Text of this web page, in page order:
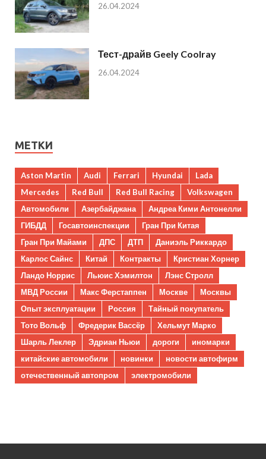
26.04.2024
Тест-драйв Geely Coolray
26.04.2024
МЕТКИ
Aston Martin Audi Ferrari Hyundai
Lada
Mercedes
Red Bull Red Bull Racing
Volkswagen
Автомобили
Азербайджана
Андреа Кими Антонелли
ГИБДД
Госавтоинспекции
Гран При Китая
Гран При Майами
ДПС ДТП
Даниэль Риккардо
Карлос Сайнс
Китай Контракты
Кристиан Хорнер
Ландо Норрис
Льюис Хэмилтон
Лэнс Стролл
МВД России
Макс Ферстаппен Москве
Москвы
Опыт эксплуатации
Россия
Тайный покупатель
Тото Вольф
Фредерик Вассёр
Хельмут Марко
Шарль Леклер
Эдриан Ньюи дороги
иномарки
китайские автомобили
новинки
новости автофирм
отечественный автопром
электромобили